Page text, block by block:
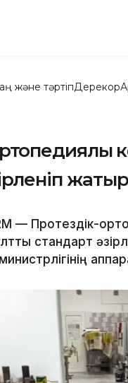
және тәртіпДерекқор
жатыр
— Протездік-
стандарт